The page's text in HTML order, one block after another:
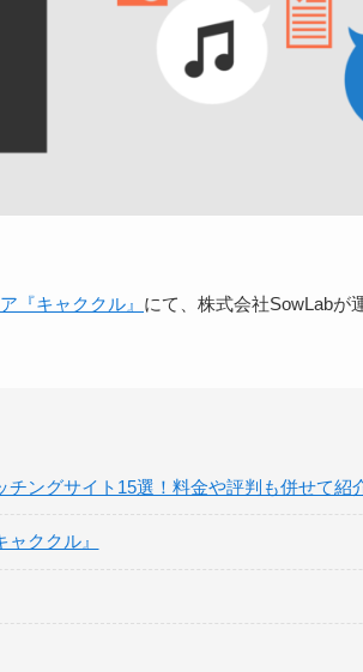
『キャククル』 にて、株式会社SowLabが
チングサイト15選！料金や評判も併せて紹
ククル』